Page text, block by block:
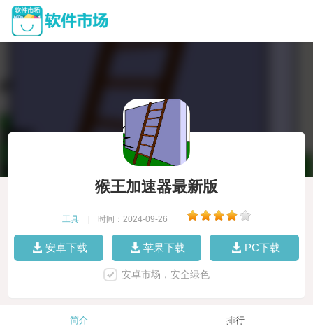
猴王加速器最新版
工具 时间：2024-09-26
安卓下载 苹果下载 PC下载
安卓市场，安全绿色
简介 排行